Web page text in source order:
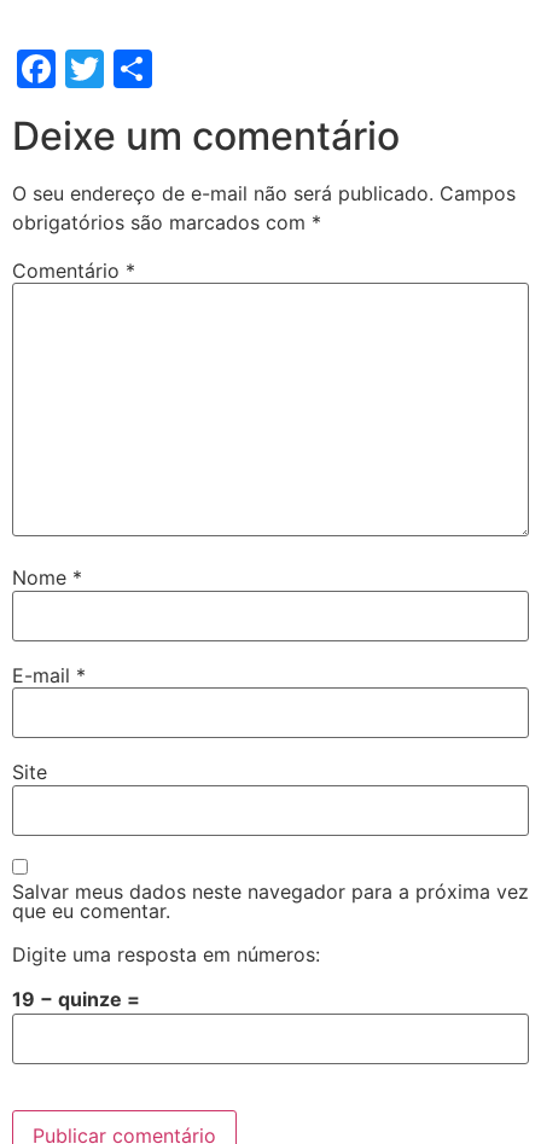
Facebook
Twitter
Deixe um comentário
O seu endereço de e-mail não será publicado. Campos
obrigatórios são marcados com *
Comentário *
Nome *
E-mail *
Site
Salvar meus dados neste navegador para a próxima vez
que eu comentar.
Digite uma resposta em números:
19 − quinze =